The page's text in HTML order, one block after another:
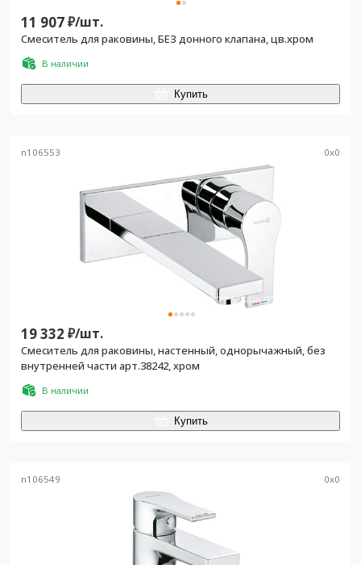
11 907₽/шт.
Смеситель для раковины, БЕЗ донного клапана, цв.хром
В наличии
Купить
n106553 0x0
19 332 ₽/шт.
Смеситель для раковины, настенный, однорычажный, без
внутренней части арт.38242, хром
В наличии
Купить
n106549 0x0